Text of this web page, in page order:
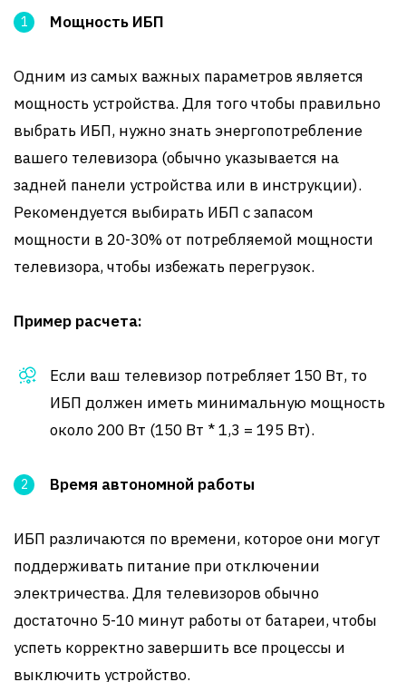
Мощность ИБП
Одним из самых важных параметров является
мощность устройства. Для того чтобы правильно
выбрать ИБП, нужно знать энергопотребление
вашего телевизора (обычно указывается на
задней панели устройства или в инструкции).
Рекомендуется выбирать ИБП с запасом
мощности в 20-30% от потребляемой мощности
телевизора, чтобы избежать перегрузок.
Пример расчета:
Если ваш телевизор потребляет 150 Вт, то
ИБП должен иметь минимальную мощность
около 200 Вт (150 Вт * 1,3 = 195 Вт).
Время автономной работы
ИБП различаются по времени, которое они могут
поддерживать питание при отключении
электричества. Для телевизоров обычно
достаточно 5-10 минут работы от батареи, чтобы
успеть корректно завершить все процессы и
выключить устройство.